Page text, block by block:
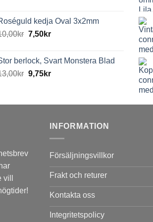
kedja Oval 3x2mm
kr 7,50kr
berlock, Svart Monstera Blad
kr 9,75kr
INFORMATION
Försäljningsvillkor
Frakt och returer
Kontakta oss
Integritetspolicy